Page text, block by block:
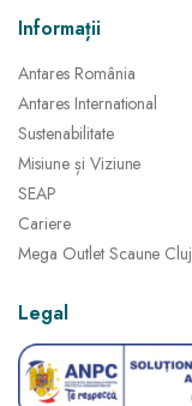
Informații
Antares România
Antares International
Sustenabilitate
Misiune și Viziune
SEAP
Cariere
Mega Outlet Scaune Cluj
Legal